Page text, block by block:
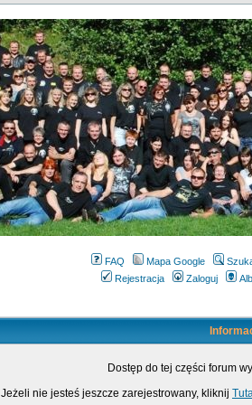
FAQ Mapa Google
Rejestracja
Zaloguj
Dostęp do tej części forum
Jeżeli nie jesteś jeszcze zarejestrowany, kliknij